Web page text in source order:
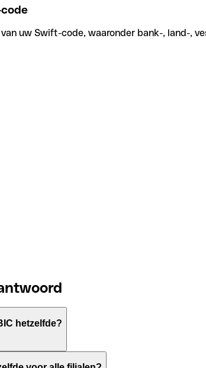
code
uw Swift-code, waaronder bank-, land-,
hetzelfde?